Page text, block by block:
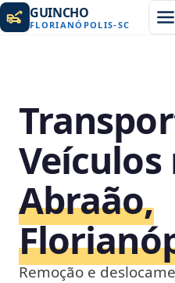
GUINCHO
FLORIANÓPOLIS-SC
Veículos
Abraão,
Remoção e